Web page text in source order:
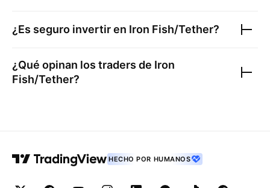
¿Es seguro invertir en Iron Fish/Tether?
¿Qué opinan los traders de Iron
Fish/Tether?
HECHO POR HUMANOS